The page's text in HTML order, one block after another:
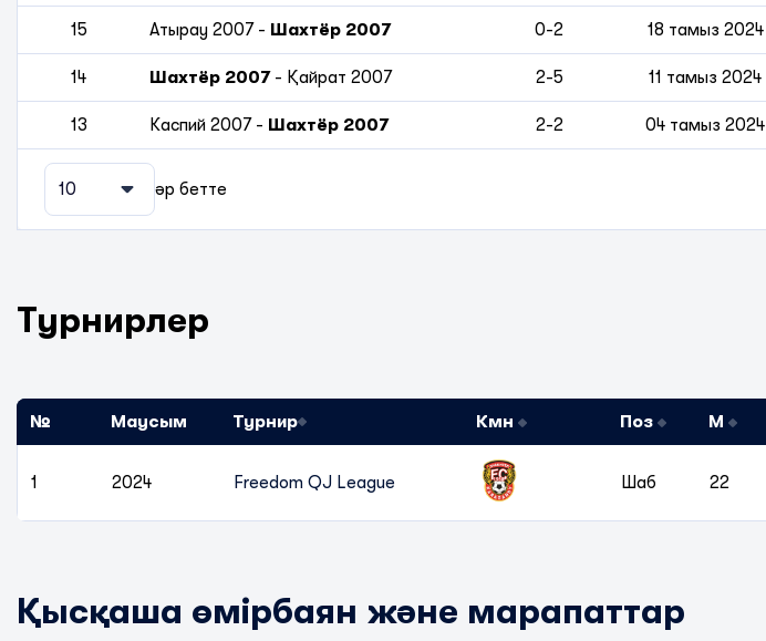
15 Атырау 2007- Шахтёр 2007 0-2 18 тамыз 2024
14 Шахтёр 2007- Қайрат 2007 2-5 11 тамыз 2024
13 Каспий 2007- Шахтёр 2007 2-2 04 тамыз 2024
10 әр бетте
Турнирлер
№ Маусым Турнир Кмн Поз М
1 2024 Freedom QJ League Шаб 22
Қысқаша өмірбаян және марапаттар